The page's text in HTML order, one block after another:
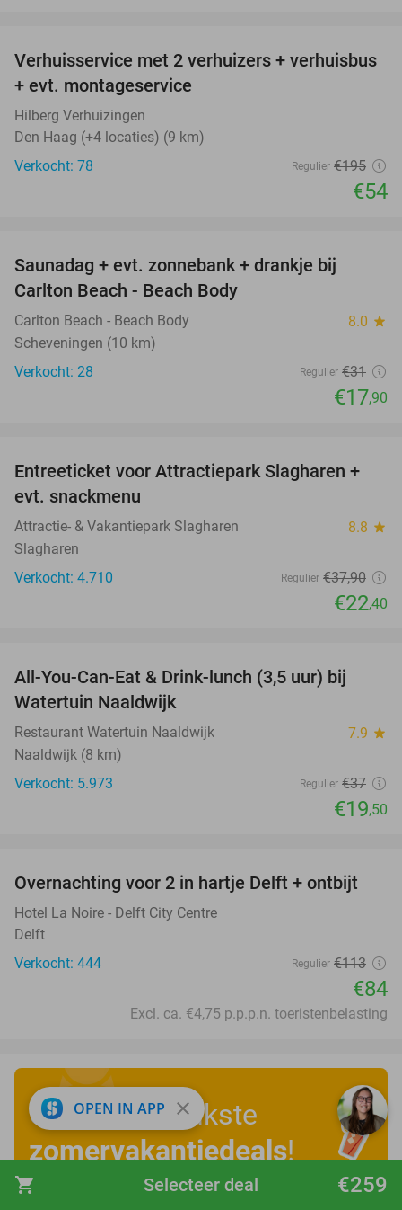
shopping_cart €259
Selecteer deal
72%
Verhuisservice met 2 verhuizers + verhuisbus
+ evt. montageservice
Hilberg Verhuizingen
Den Haag (+4 locaties) (9 km)
Verkocht: 78
Regulier €195
€54
Saunadag + evt. zonnebank + drankje bij
Carlton Beach - Beach Body
Carlton Beach - Beach Body 8.0 star
Scheveningen (10 km)
Verkocht: 28
Regulier €31
€17,90
41%
Entreeticket voor Attractiepark Slagharen +
evt. snackmenu
Attractie- & Vakantiepark Slagharen 8.8 star
Slagharen
Verkocht: 4.710
Regulier €37,90
€22,40
All-You-Can-Eat & Drink-lunch (3,5 uur) bij
Watertuin Naaldwijk
Restaurant Watertuin Naaldwijk 7.9 star
Naaldwijk (8 km)
Verkocht: 5.973
Regulier €37
€19,50
26%
Overnachting voor 2 in hartje Delft + ontbijt
Hotel La Noire - Delft City Centre
Delft
Verkocht: 444
Regulier €113
€84
Excl. ca. €4,75 p.p.p.n. toeristenbelasting
Ontdek de leukste
zomervakantiedeals!
OPEN IN APP close